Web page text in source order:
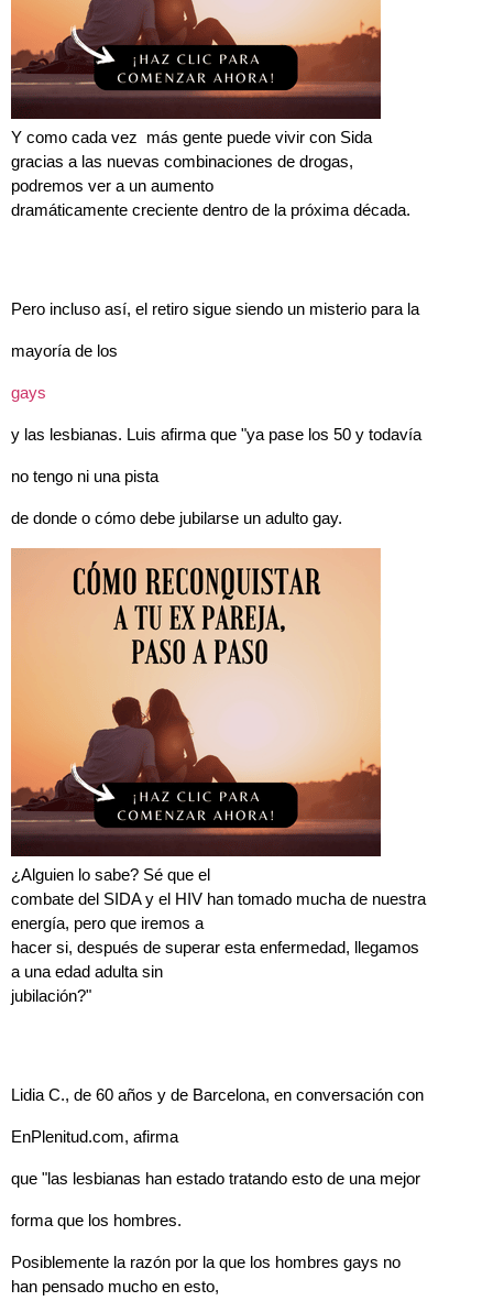
Y como cada vez más gente puede vivir con Sida
gracias a las nuevas combinaciones de drogas,
podremos ver a un aumento
dramáticamente creciente dentro de la próxima década.
Pero incluso así, el retiro sigue siendo un misterio para la
mayoría de los
gays
y las lesbianas. Luis afirma que "ya pase los 50 y todavía
no tengo ni una pista
de donde o cómo debe jubilarse un adulto gay.
¿Alguien lo sabe? Sé que el
combate del SIDA y el HIV han tomado mucha de nuestra
energía, pero que iremos a
hacer si, después de superar esta enfermedad, llegamos
a una edad adulta sin
jubilación?"
Lidia C., de 60 años y de Barcelona, en conversación con
EnPlenitud.com, afirma
que "las lesbianas han estado tratando esto de una mejor
forma que los hombres.
Posiblemente la razón por la que los hombres gays no
han pensado mucho en esto,